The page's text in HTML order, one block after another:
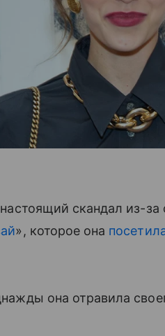
скандал из-
», которое она
она отравила